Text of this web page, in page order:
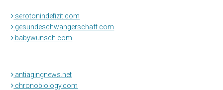
serotonindefizit.com
gesundeschwangerschaft.com
babywunsch.com
antiagingnews.net
chronobiology.com